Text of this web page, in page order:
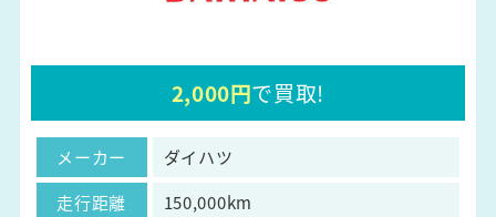
2,000円で買取!
メーカー
ダイハツ
走行距離
150,000km